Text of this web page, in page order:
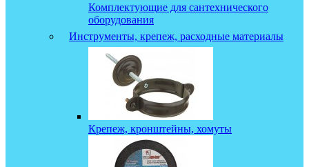
Комплектующие для сантехнического
оборудования
Инструменты, крепеж, расходные материалы
Крепеж, кронштейны, хомуты